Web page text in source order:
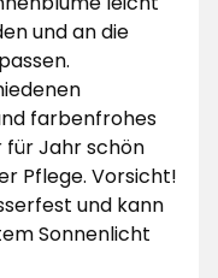
und an die
farbenfrohes
für Jahr schön
Pflege. Vorsicht!
und kann
Sonnenlicht